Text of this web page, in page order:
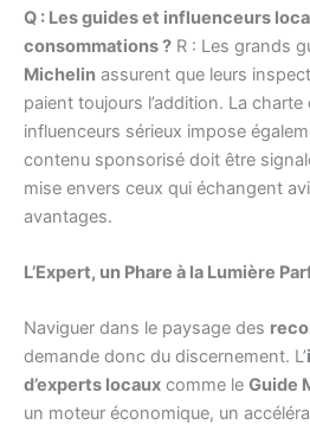
Q : Les guides et influenceurs
consommations ? R : Les grands
Michelin assurent que leurs
paient toujours l’addition. La
influenceurs sérieux impose
contenu sponsorisé doit être
mise envers ceux qui échangent
avantages.
L’Expert, un Phare à la Lumière
Naviguer dans le paysage des
demande donc du discernement. L’
d’experts locaux comme le Guide
un moteur économique, un